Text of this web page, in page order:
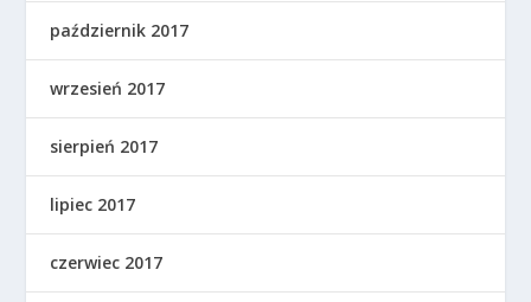
październik 2017
wrzesień 2017
sierpień 2017
lipiec 2017
czerwiec 2017